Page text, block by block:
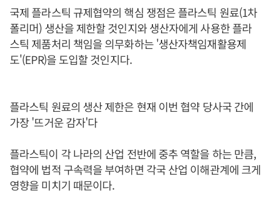
국제 플라스틱 규제협약의 핵심 쟁점은 플라스틱 원료(1차
폴리머) 생산을 제한할 것인지와 생산자에게 사용한 플라
스틱 제품처리 책임을 의무화하는 '생산자책임재활용제
도'(EPR)을 도입할 것인지다.
플라스틱 원료의 생산 제한은 현재 이번 협약 당사국 간에
가장 '뜨거운 감자'다
플라스틱이 각 나라의 산업 전반에 중추 역할을 하는 만큼,
협약에 법적 구속력을 부여하면 각국 산업 이해관계에 크게
영향을 미치기 때문이다.